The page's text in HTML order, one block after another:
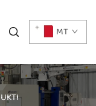
MT